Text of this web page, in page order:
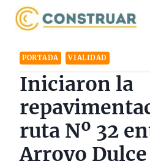
Saltar
PORTADA VIALIDAD
Iniciaron la
ruta Nº 32
Arroyo Dulce